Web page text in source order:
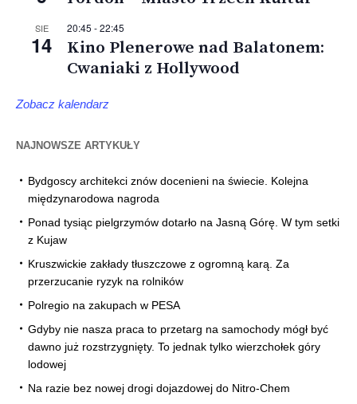
SIE
14
20:45 -22:45
Kino Plenerowe nad Balatonem:
Cwaniaki z Hollywood
Zobacz kalendarz
NAJNOWSZE ARTYKUŁY
Bydgoscy architekci znów docenieni na świecie. Kolejna
międzynarodowa nagroda
Ponad tysiąc pielgrzymów dotarło na Jasną Górę. W tym setki
z Kujaw
Kruszwickie zakłady tłuszczowe z ogromną karą. Za
przerzucanie ryzyk na rolników
Polregio na zakupach w PESA
Gdyby nie nasza praca to przetarg na samochody mógł być
dawno już rozstrzygnięty. To jednak tylko wierzchołek góry
lodowej
Na razie bez nowej drogi dojazdowej do Nitro-Chem